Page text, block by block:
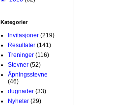
Kategorier
Invitasjoner (219)
Resultater (141)
Treninger (116)
Stevner (52)
Åpningsstevne
(46)
dugnader (33)
Nyheter (29)